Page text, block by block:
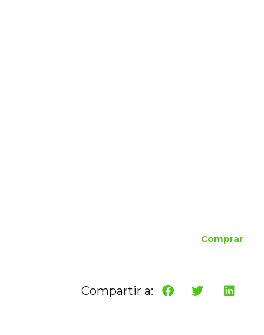
Comprar
Compartir a: